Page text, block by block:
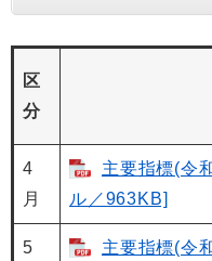
区
分
4
月
主要指標(令
ル／963KB]
5
主要指標(令